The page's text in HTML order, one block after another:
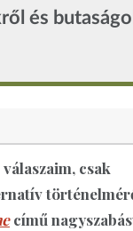
és
csak
című